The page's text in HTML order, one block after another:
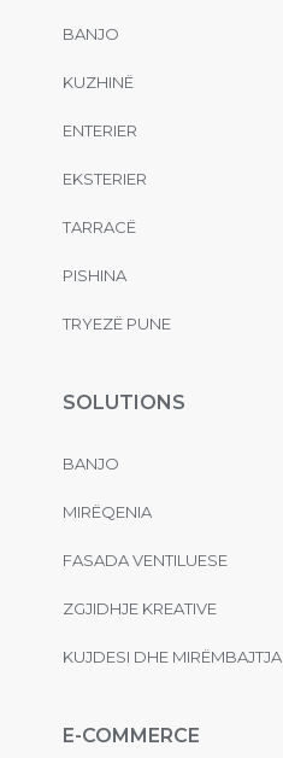
BANJO
KUZHINË
ENTERIER
EKSTERIER
TARRACË
PISHINA
TRYEZË PUNE
SOLUTIONS
BANJO
MIRËQENIA
FASADA VENTILUESE
ZGJIDHJE KREATIVE
KUJDESI DHE MIRËMBAJTJA
E-COMMERCE